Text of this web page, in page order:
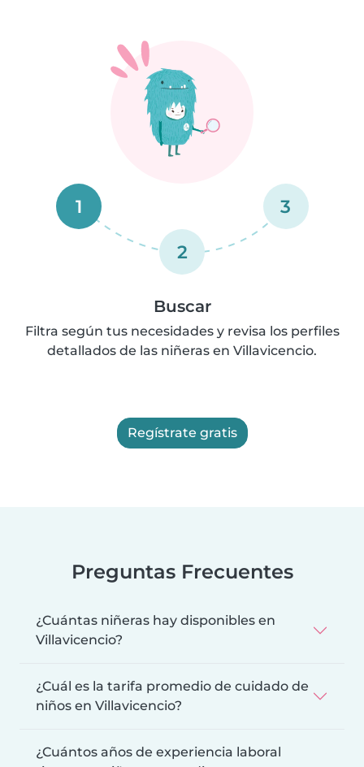
1
2
3
Buscar
Filtra según tus necesidades y revisa los perfiles
detallados de las niñeras en Villavicencio.
Regístrate gratis
Preguntas Frecuentes
¿Cuántas niñeras hay disponibles en
Villavicencio?
¿Cuál es la tarifa promedio de cuidado de
niños en Villavicencio?
¿Cuántos años de experiencia laboral